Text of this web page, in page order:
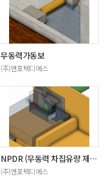
무동력가동보
(주)엔포텍디에스
NPDR (무동력 차집유량 제어장치)
(주)엔포텍디에스